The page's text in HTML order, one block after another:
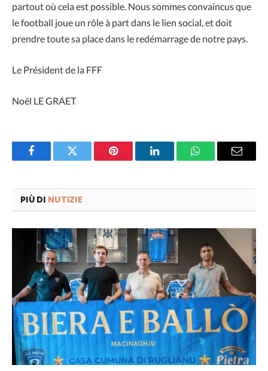
partout où cela est possible. Nous sommes convaincus que
le football joue un rôle à part dans le lien social, et doit
prendre toute sa place dans le redémarrage de notre pays.
Le Président de la FFF
Noël LE GRAET
FacebookTwitter Pinterest LinkedInWhatsAppEmail
PIÙ DI NUTIZIE